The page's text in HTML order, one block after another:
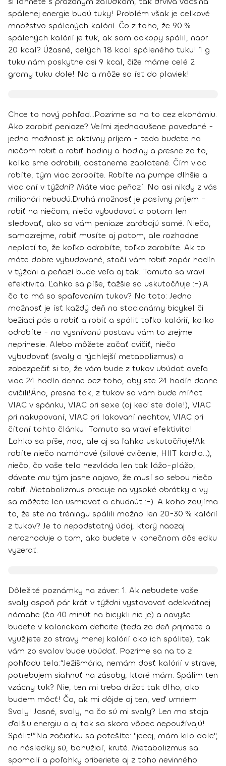
spálenej energie budú tuky! Problém však je celkové
množstvo spálených kalórií. Čo z toho, že 90 %
spálených kalórií je tuk, ak som dokopy spálil, napr.
20 kcal? Úžasné, celých 18 kcal spáleného tuku! 1 g
tuku nám poskytne asi 9 kcal, čiže máme celé 2
gramy tuku dole! No a môže sa ísť do plaviek!
Chce to nový pohľad...Pozrime sa na to cez ekonómiu.
Ako zarobiť peniaze? Veľmi zjednodušene povedané -
jedna možnosť je aktívny príjem - teda budete na
niečom robiť a robiť hodiny a hodiny a presne za to,
koľko sme odrobili, dostaneme zaplatené. Čím viac
robíte, tým viac zarobíte. Robíte na pumpe dlhšie a
viac dní v týždni? Máte viac peňazí. No asi nikdy z vás
milionári nebudú.Druhá možnosť je pasívny príjem -
robiť na niečom, niečo vybudovať a potom len
sledovať, ako sa vám peniaze zarábajú samé. Niečo,
samozrejme, robiť musíte aj potom, ale rozhodne
neplatí to, že koľko odrobíte, toľko zarobíte. Ak to
máte dobre vybudované, stačí vám robiť zopár hodín
v týždni a peňazí bude veľa aj tak. Tomuto sa vraví
efektivita. Ľahko sa píše, ťažšie sa uskutočňuje :-).A
čo to má so spaľovaním tukov? No toto: Jedna
možnosť je ísť každý deň na stacionárny bicykel či
bežiaci pás a robiť a robiť a spáliť toľko kalórií, koľko
odrobíte - no vysnívanú postavu vám to zrejme
neprinesie. Alebo môžete začať cvičiť, niečo
vybudovať (svaly a rýchlejší metabolizmus) a
zabezpečiť si to, že vám bude z tukov ubúdať oveľa
viac 24 hodín denne bez toho, aby ste 24 hodín denne
cvičili!Áno, presne tak, z tukov sa vám bude míňať
VIAC v spánku, VIAC pri sexe (aj keď ste dole!), VIAC
pri nakupovaní, VIAC pri lakovaní nechtov, VIAC pri
čítaní tohto článku! Tomuto sa vraví efektivita!
Ľahko sa píše, noo, ale aj sa ľahko uskutočňuje!Ak
robíte niečo namáhavé (silové cvičenie, HIIT kardio…),
niečo, čo vaše telo nezvláda len tak lážo-plážo,
dávate mu tým jasne najavo, že musí so sebou niečo
robiť. Metabolizmus pracuje na vysoké obrátky a vy
sa môžete len usmievať a chudnúť :-). A koho zaujíma
to, že ste na tréningu spálili možno len 20-30 % kalórií
z tukov? Je to nepodstatný údaj, ktorý naozaj
nerozhoduje o tom, ako budete v konečnom dôsledku
vyzerať.
Dôležité poznámky na záver: 1. Ak nebudete vaše
svaly aspoň pár krát v týždni vystavovať adekvátnej
námahe (čo 40 minút na bicykli nie je) a navyše
budete v kalorickom deficite (teda za deň prijmete a
využijete zo stravy menej kalórií ako ich spálite), tak
vám zo svalov bude ubúdať. Pozrime sa na to z
pohľadu tela:“Ježišmária, nemám dosť kalórií v strave,
potrebujem siahnuť na zásoby, ktoré mám. Spálim ten
vzácny tuk? Nie, ten mi treba držať tak dlho, ako
budem môcť! Čo, ak mi dôjde aj ten, veď umriem!
Svaly! Jasné, svaly, na čo sú mi svaly? Len ma stoja
ďalšiu energiu a aj tak sa skoro vôbec nepoužívajú!
Spáliť!”Na začiatku sa potešíte: "jeeej, mám kilo dole",
no následky sú, bohužiaľ, kruté. Metabolizmus sa
spomalí a poľahky priberiete aj z toho nevinného